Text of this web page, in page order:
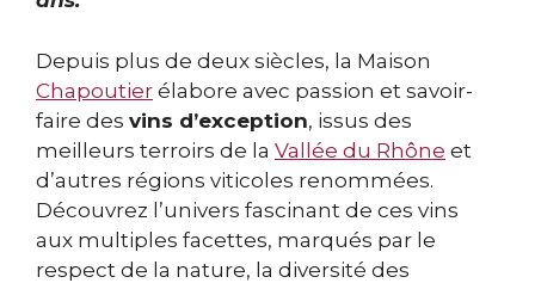
Depuis plus de deux siècles, la Maison
Chapoutier élabore avec passion et savoir-
faire des vins d’exception, issus des
meilleurs terroirs de la Vallée du Rhône et
d’autres régions viticoles renommées.
Découvrez l’univers fascinant de ces vins
aux multiples facettes, marqués par le
respect de la nature, la diversité des